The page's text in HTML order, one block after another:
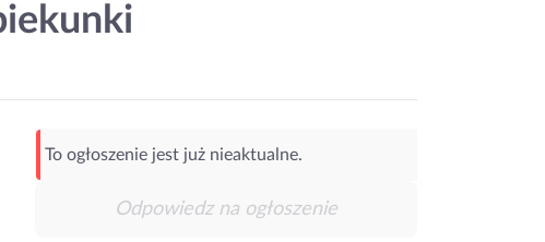
To ogłoszenie jest już nieaktualne.
Odpowiedz na ogłoszenie